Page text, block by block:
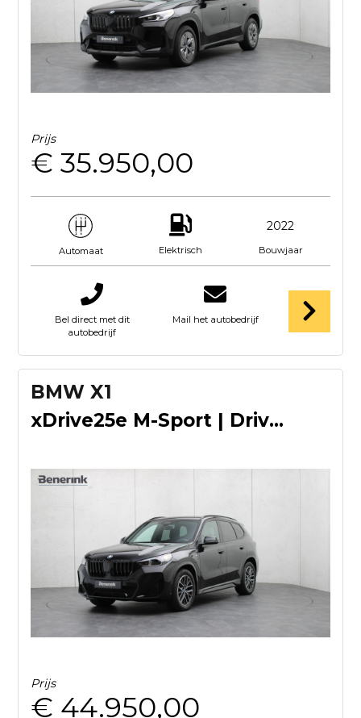
Prijs
€ 35.950,00
Automaat Elektrisch
2022
Bouwjaar
Bel direct met dit
autobedrijf
Mail het autobedrijf
BMW X1
xDrive25e M-Sport | Driving Assistant Plus | Achteruitrijcam
Prijs
€ 44.950,00